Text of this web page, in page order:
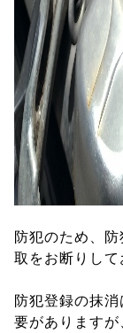
防犯のため、
取をお断りして
防犯登録の抹
要がありますが